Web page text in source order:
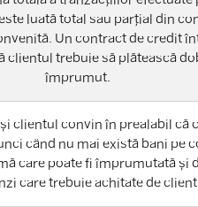
luată total sau parțial din
Un contract de credit
clientul trebuie să plătească
împrumut.
clientul convin în prealabil că
când nu mai există bani pe
care poate fi împrumutată și
care trebuie achitate de